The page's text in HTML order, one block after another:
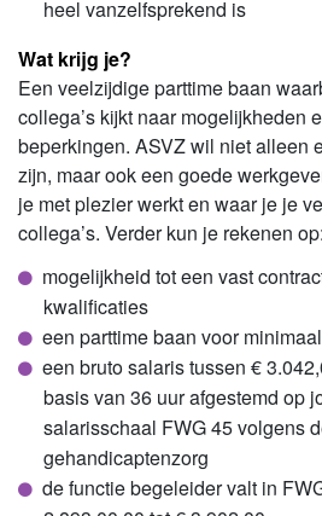
heel vanzelfsprekend is
Wat krijg je?
Een veelzijdige parttime baan
collega’s kijkt naar mogelijkheden
beperkingen. ASVZ wil niet alleen
zijn, maar ook een goede
je met plezier werkt en waar je je
collega’s. Verder kun je rekenen op:
mogelijkheid tot een vast
kwalificaties
een parttime baan voor
een bruto salaris tussen €
basis van 36 uur afgestemd op
salarisschaal FWG 45 volgens
gehandicaptenzorg
de functie begeleider valt in